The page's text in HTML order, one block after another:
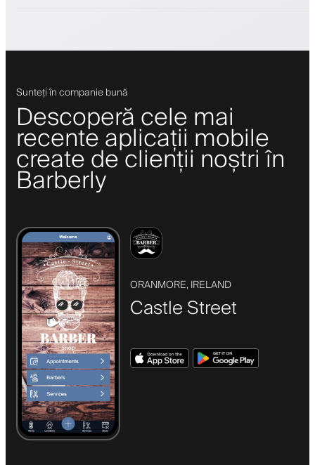
Sunteți în companie bună
Descoperă cele mai
recente aplicații mobile
create de clienții noștri în
Barberly
ORANMORE, IRELAND
Castle Street